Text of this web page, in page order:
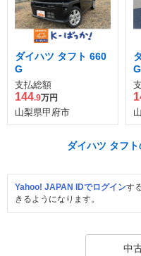
ダイハツ タフト 660
G
支払総額
144.9万円
山梨県甲府市
G
ダイハツ タフ
Yahoo! JAPAN IDでログインす
きるようになります。
中